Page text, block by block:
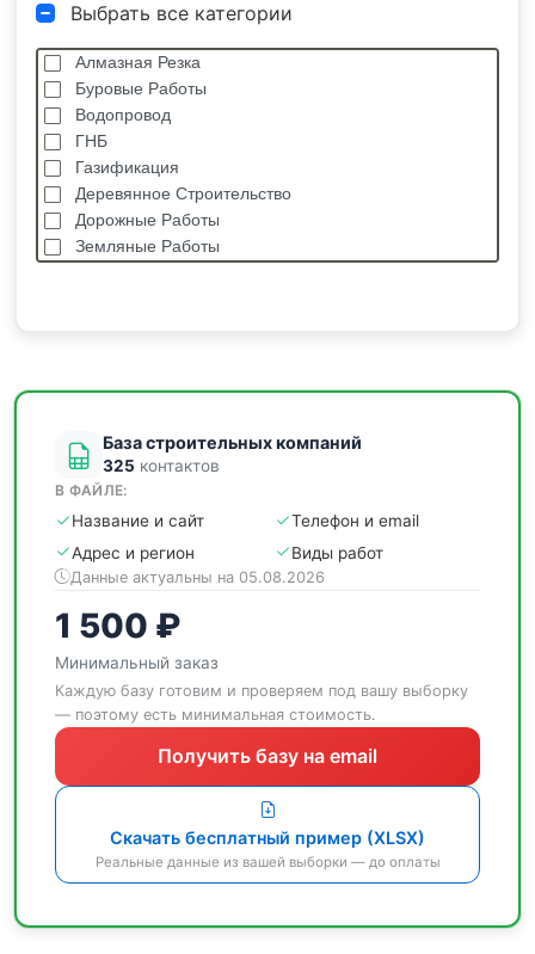
Выбрать все категории
Алмазная Резка
Буровые Работы
Водопровод
ГНБ
Газификация
Деревянное Строительство
Дорожные Работы
Земляные Работы
База строительных компаний
325 контактов
В ФАЙЛЕ:
Название и сайт
Телефон и email
Адрес и регион
Виды работ
Данные актуальны на 05.08.2026
1 500 ₽
Минимальный заказ
Каждую базу готовим и проверяем под вашу выборку
— поэтому есть минимальная стоимость.
Получить базу на email
Скачать бесплатный пример (XLSX)
Реальные данные из вашей выборки — до оплаты